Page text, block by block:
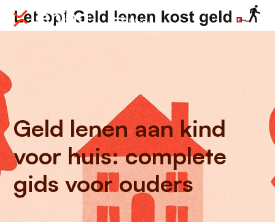
Menu
Geld lenen aan kind
voor huis: complete
gids voor ouders